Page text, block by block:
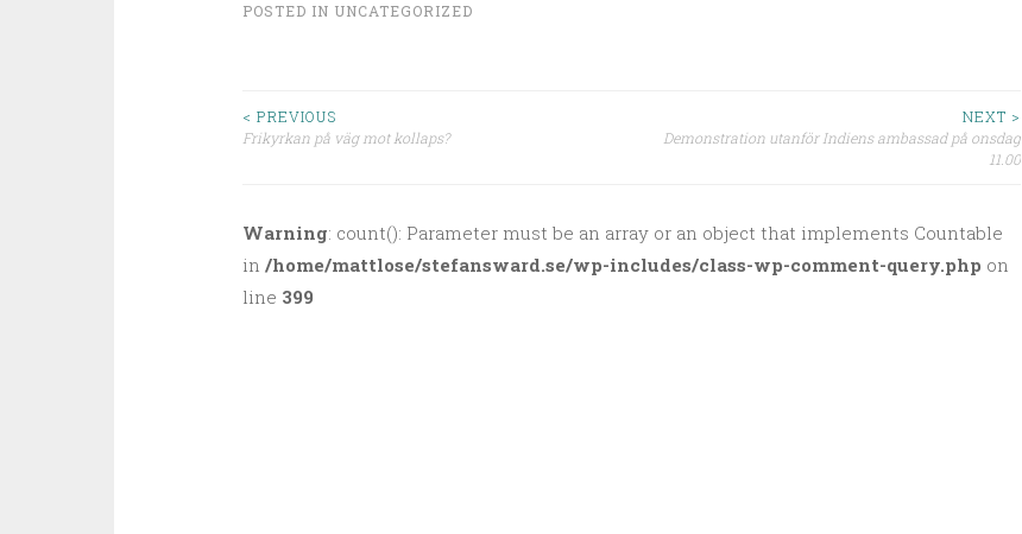
POSTED IN UNCATEGORIZED
< PREVIOUS
Frikyrkan på väg mot kollaps?
NEXT >
Demonstration utanför Indiens ambassad på onsdag
11.00
Warning: count(): Parameter must be an array or an object that implements Countable
in /home/mattlose/stefansward.se/wp-includes/class-wp-comment-query.php on
line 399